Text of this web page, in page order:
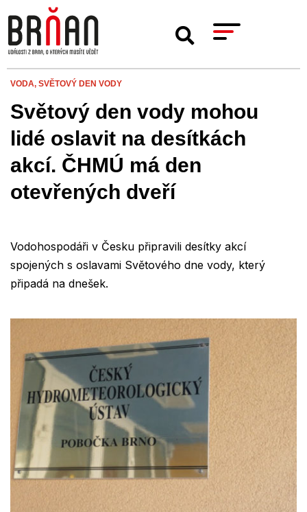
VODA, SVĚTOVÝ DEN VODY
Světový den vody mohou
lidé oslavit na desítkách
akcí. ČHMÚ má den
otevřených dveří
Vodohospodáři v Česku připravili desítky akcí
spojených s oslavami Světového dne vody, který
připadá na dnešek.